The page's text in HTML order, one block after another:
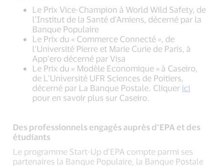
Le Prix Vice-Champion à World Wild Safety, de
l’Institut de la Santé d’Amiens, décerné par la
Banque Populaire
Le Prix du « Commerce Connecté », de
l’Université Pierre et Marie Curie de Paris, à
App’ero décerné par Visa
Le Prix du « Modèle Economique » à Caseiro,
de L’Université UFR Sciences de Poitiers,
décerné par La Banque Postale. Cliquerici
pour en savoir plus sur Caseiro.
Des professionnels engagés auprès d’EPA et des
étudiants
Le programme Start-Up d’EPA compte parmi ses
partenaires la Banque Populaire, la Banque Postale